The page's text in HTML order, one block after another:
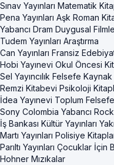
Sınav Yayınları Matematik
Pena Yayınları Aşk Roman
Yabancı Dram Duygusal
Tudem Yayınları Araştırma
Can Yayınları Fransiz
Hobi Yayınevi Okul Öncesi
Sel Yayıncılık Felsefe Kaynak
Remzi Kitabevi Psikoloji
İdea Yayınevi Toplum
Sony Colombia Yabancı
İş Bankası Kültür Yayınları
Martı Yayınları Polisiye
Parıltı Yayınları Çocuklar İçin
Hohner Mızıkalar